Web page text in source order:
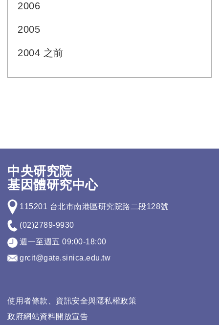
2006
2005
2004 之前
中央研究院
基因體研究中心
115201 台北市南港區研究院路二段128號
(02)2789-9930
週一至週五 09:00-18:00
grcit@gate.sinica.edu.tw
使用者條款、資訊安全與隱私權政策
政府網站資料開放宣告